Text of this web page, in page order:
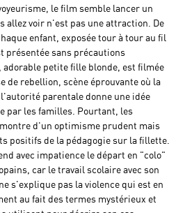
le film semble lancer un
allez voir n'est pas une attraction. De
enfant, exposée tour à tour au fil
présentée sans précautions
petite fille blonde, est filmée
de rebellion, scène éprouvante où la
parentale donne une idée
par les familles. Pourtant, les
d'un optimisme prudent mais
positifs de la pédagogie sur la fillette.
avec impatience le départ en "colo"
car le travail scolaire avec son
s'explique pas la violence qui est en
au fait des termes mystérieux et